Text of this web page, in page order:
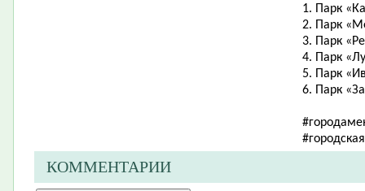
1. Парк
2. Парк
3. Парк
4. Парк
5. Парк
6. Парк
КОММЕНТАРИИ